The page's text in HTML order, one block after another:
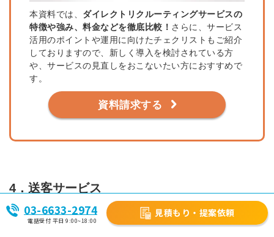
本資料では、 ダイレクトリクルーティングサービスの
特徴や強み、料金などを徹底比較！ さらに、サービス
活用のポイントや運用に向けたチェクリストもご紹介
しておりますので、新しく導入を検討されている方
や、サービスの見直しをおこないたい方におすすめで
す。
資料請求する
4．送客サービス
送客サービスとは、インターンシップ参加学生を企業に代わっ
て選定し、送り込むサービスです。
03-6633-2974
電話受付 平日 9:00~18:00
見積もり・提案依頼